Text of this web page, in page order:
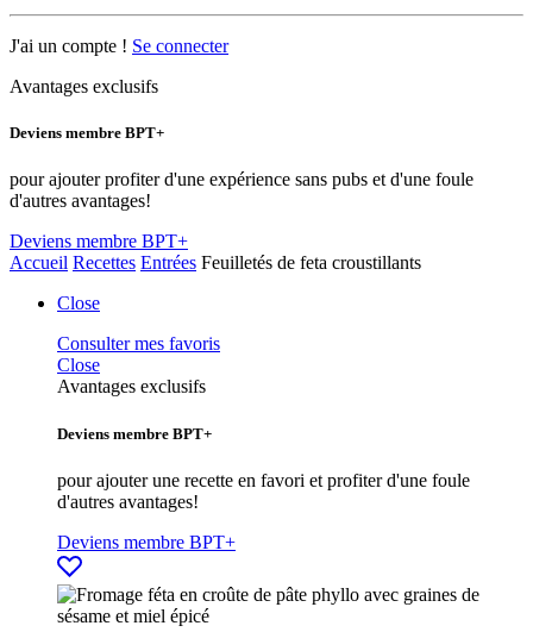
J'ai un compte ! Se connecter
Avantages exclusifs
Deviens membre BPT+
pour ajouter profiter d'une expérience sans pubs et d'une foule
d'autres avantages!
Deviens membre BPT+
Accueil Recettes Entrées Feuilletés de feta croustillants
Close
Consulter mes favoris
Close
Avantages exclusifs
Deviens membre BPT+
pour ajouter une recette en favori et profiter d'une foule
d'autres avantages!
Deviens membre BPT+